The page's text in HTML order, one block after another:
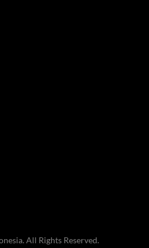
All Rights Reserved.